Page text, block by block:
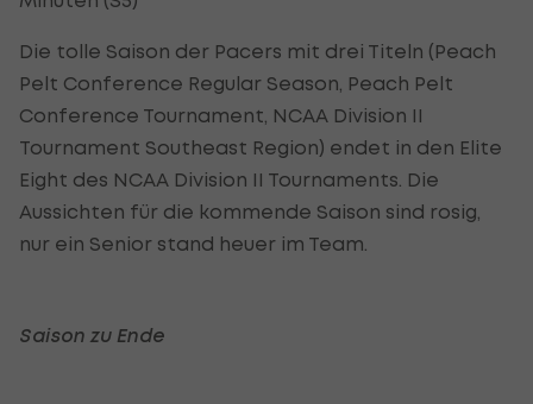
Die tolle Saison der Pacers mit drei Titeln (Peach
Pelt Conference Regular Season, Peach Pelt
Conference Tournament, NCAA Division II
Tournament Southeast Region) endet in den Elite
Eight des NCAA Division II Tournaments. Die
Aussichten für die kommende Saison sind rosig,
nur ein Senior stand heuer im Team.
Saison zu Ende